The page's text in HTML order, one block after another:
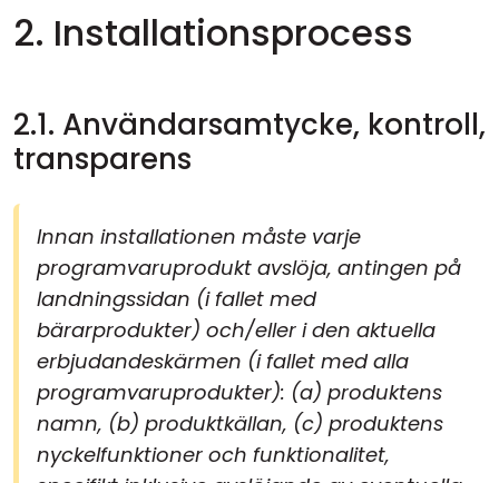
2. Installationsprocess
2.1. Användarsamtycke, kontroll,
transparens
Innan installationen måste varje
programvaruprodukt avslöja, antingen på
landningssidan (i fallet med
bärarprodukter) och/eller i den aktuella
erbjudandeskärmen (i fallet med alla
programvaruprodukter): (a) produktens
namn, (b) produktkällan, (c) produktens
nyckelfunktioner och funktionalitet,